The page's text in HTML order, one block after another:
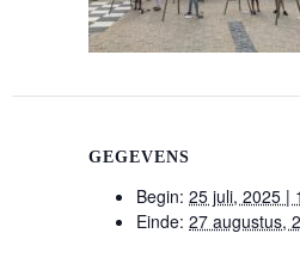
GEGEVENS
Begin: 25 juli, 2025 |
Einde: 27 augustus,